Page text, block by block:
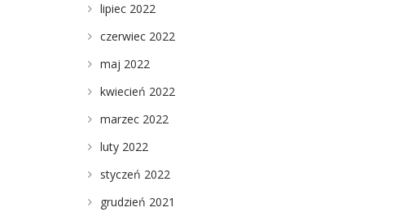
lipiec 2022
czerwiec 2022
maj 2022
kwiecień 2022
marzec 2022
luty 2022
styczeń 2022
grudzień 2021